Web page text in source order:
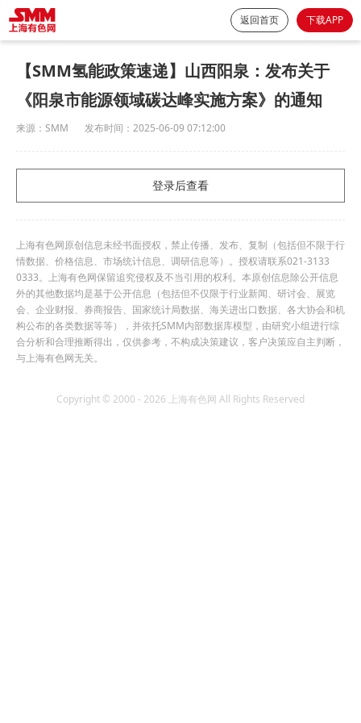
返回首页 下载APP
【SMM氢能政策速递】山西阳泉：发布关于
《阳泉市能源领域碳达峰实施方案》的通知
来源： SMM 发布时间： 2025-06-09 07:12:00
登录后查看
上海有色网原创信息未经书面授权，禁止传播、发布、复制（包括但不限于行
情数据、价格信息、市场统计信息、调研信息等）。授权请联系021-3133
0333。上海有色网保留追究侵权及不当引用的权利。本原创信息除公开信息
外的其他数据均是基于公开信息（包括但不仅限于行业新闻、研讨会、展览
会、企业财报、券商报告、国家统计局数据、海关进出口数据、各大协会和机
构公布的各类数据等等），并依托SMM内部数据库模型，由研究小组进行综
合分析和合理推断得出，仅供参考，不构成决策建议，客户决策应自主判断，
与上海有色网无关。
Copyright © 2000 - 2026 上海有色网 All Rights Reserved